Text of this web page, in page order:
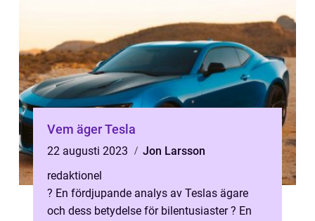
Vem äger Tesla
22 augusti 2023
Jon Larsson
redaktionel
? En fördjupande analys av Teslas ägare
och dess betydelse för bilentusiaster ? En